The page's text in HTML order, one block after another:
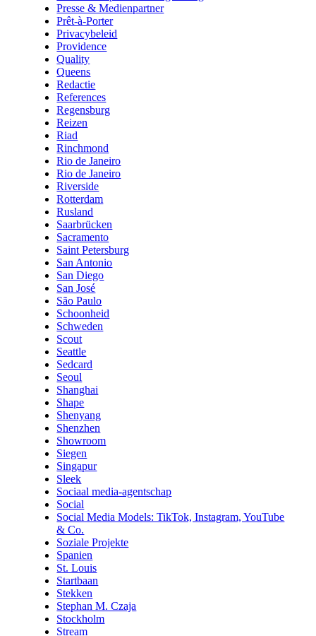
Presse & Medienpartner
Prêt-à-Porter
Privacybeleid
Providence
Quality
Queens
Redactie
References
Regensburg
Reizen
Riad
Rinchmond
Rio de Janeiro
Rio de Janeiro
Riverside
Rotterdam
Rusland
Saarbrücken
Sacramento
Saint Petersburg
San Antonio
San Diego
San José
São Paulo
Schoonheid
Schweden
Scout
Seattle
Sedcard
Seoul
Shanghai
Shape
Shenyang
Shenzhen
Showroom
Siegen
Singapur
Sleek
Sociaal media-agentschap
Social
Social Media Models: TikTok, Instagram, YouTube
& Co.
Soziale Projekte
Spanien
St. Louis
Startbaan
Stekken
Stephan M. Czaja
Stockholm
Stream